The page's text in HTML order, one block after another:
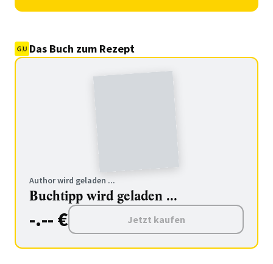
Das Buch zum Rezept
Author wird geladen ...
Buchtipp wird geladen ...
-.-- € Jetzt kaufen